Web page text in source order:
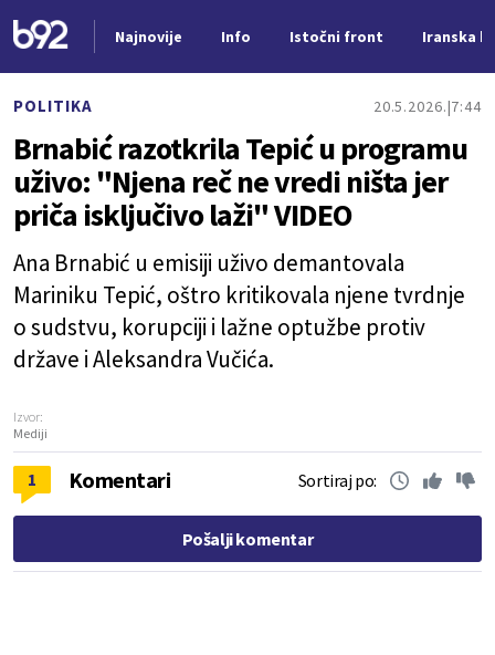
Najnovije Info Istočni front Iranska
POLITIKA 20.5.2026. 7:44
Brnabić razotkrila Tepić u programu
uživo: "Njena reč ne vredi ništa jer
priča isključivo laži" VIDEO
Ana Brnabić u emisiji uživo demantovala
Mariniku Tepić, oštro kritikovala njene tvrdnje
o sudstvu, korupciji i lažne optužbe protiv
države i Aleksandra Vučića.
Izvor:
Mediji
1 Komentari Sortiraj po:
Pošalji komentar